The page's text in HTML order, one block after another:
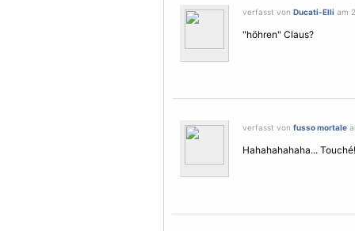
verfasst von Ducati-Elli am
"höhren" Claus?
verfasst von fusso mortale
Hahahahahaha...